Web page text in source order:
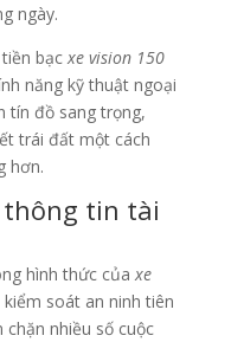
ngày.
tiền bạcxe vision 150
năng kỹ thuật ngoại
tín đồ sang trọng,
trái đất một cách
hơn.
tin tài
hình thức củaxe
soát an ninh tiên
nhiều số cuộc